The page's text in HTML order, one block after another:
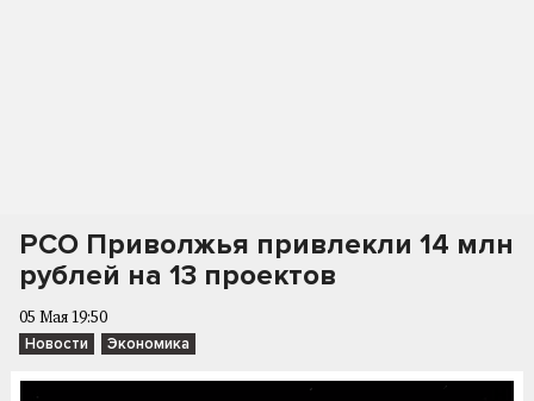
РСО Приволжья привлекли 14 млн
рублей на 13 проектов
05 Мая 19:50
Новости Экономика